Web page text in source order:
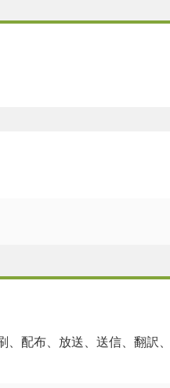
、配布、放送、送信、翻訳